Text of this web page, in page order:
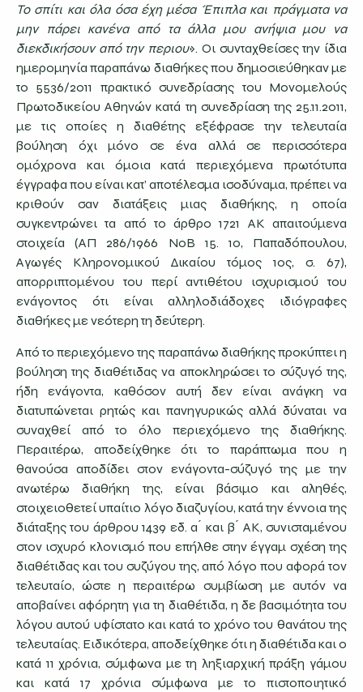
Το σπίτι και όλα όσα έχη μέσα Έπιπλα και πράγματα να
μην πάρει κανένα από τα άλλα μου ανήψια μου να
διεκδικήσουν από την περιου». Οι συνταχθείσες την ίδια
ημερομηνία παραπάνω διαθήκες που δημοσιεύθηκαν με
το 5536/2011 πρακτικό συνεδρίασης του Μονομελούς
Πρωτοδικείου Αθηνών κατά τη συνεδρίαση της 25.11.2011,
με τις οποίες η διαθέτης εξέφρασε την τελευταία
βούληση όχι μόνο σε ένα αλλά σε περισσότερα
ομόχρονα και όμοια κατά περιεχόμενα πρωτότυπα
έγγραφα που είναι κατ’ αποτέλεσμα ισοδύναμα, πρέπει να
κριθούν σαν διατάξεις μιας διαθήκης, η οποία
συγκεντρώνει τα από το άρθρο 1721 ΑΚ απαιτούμενα
στοιχεία (ΑΠ 286/1966 ΝοΒ 15. 10, Παπαδόπουλου,
Αγωγές Κληρονομικού Δικαίου τόμος 1ος, σ. 67),
απορριπτομένου του περί αντιθέτου ισχυρισμού του
ενάγοντος ότι είναι αλληλοδιάδοχες ιδιόγραφες
διαθήκες με νεότερη τη δεύτερη.
Από το περιεχόμενο της παραπάνω διαθήκης προκύπτει η
βούληση της διαθέτιδας να αποκληρώσει το σύζυγό της,
ήδη ενάγοντα, καθόσον αυτή δεν είναι ανάγκη να
διατυπώνεται ρητώς και πανηγυρικώς αλλά δύναται να
συναχθεί από το όλο περιεχόμενο της διαθήκης.
Περαιτέρω, αποδείχθηκε ότι το παράπτωμα που η
θανούσα αποδίδει στον ενάγοντα-σύζυγό της με την
ανωτέρω διαθήκη της, είναι βάσιμο και αληθές,
στοιχειοθετεί υπαίτιο λόγο διαζυγίου, κατά την έννοια της
διάταξης του άρθρου 1439 εδ. α ́ και β ́ ΑΚ, συνισταμένου
στον ισχυρό κλονισμό που επήλθε στην έγγαμ σχέση της
διαθέτιδας και του συζύγου της, από λόγο που αφορά τον
τελευταίο, ώστε η περαιτέρω συμβίωση με αυτόν να
αποβαίνει αφόρητη για τη διαθέτιδα, η δε βασιμότητα του
λόγου αυτού υφίστατο και κατά το χρόνο του θανάτου της
τελευταίας. Ειδικότερα, αποδείχθηκε ότι η διαθέτιδα και ο
κατά 11 χρόνια, σύμφωνα με τη ληξιαρχική πράξη γάμου
και κατά 17 χρόνια σύμφωνα με το πιστοποιητικό